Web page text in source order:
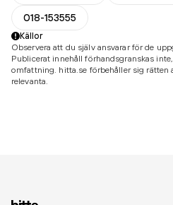
018-153555
Källor
Observera att du själv ansvarar för de
Publicerat innehåll förhandsgranskas
omfattning. hitta.se förbehåller sig rätten
relevanta.